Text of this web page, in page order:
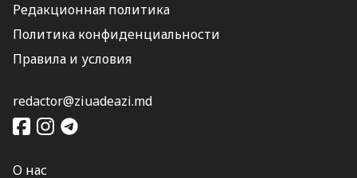
Редакционная политика
Политика конфиденциальности
Правила и условия
redactor@ziuadeazi.md
О нас